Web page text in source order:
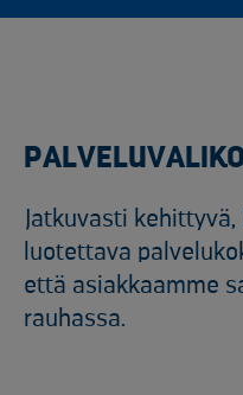
Jatkuvasti
luotettava
että asiakkaamme
rauhassa.